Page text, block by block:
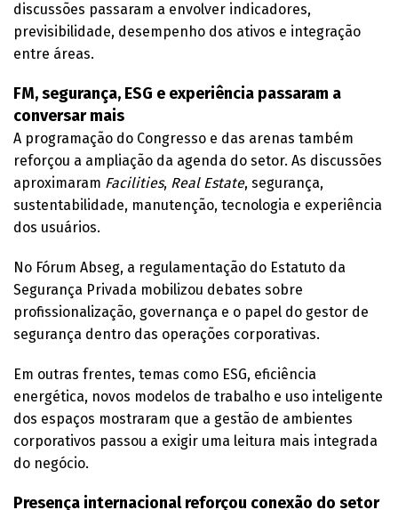
discussões passaram a envolver indicadores,
previsibilidade, desempenho dos ativos e integração
entre áreas.
FM, segurança, ESG e experiência passaram a
conversar mais
A programação do Congresso e das arenas também
reforçou a ampliação da agenda do setor. As discussões
aproximaram Facilities, Real Estate, segurança,
sustentabilidade, manutenção, tecnologia e experiência
dos usuários.
No Fórum Abseg, a regulamentação do Estatuto da
Segurança Privada mobilizou debates sobre
profissionalização, governança e o papel do gestor de
segurança dentro das operações corporativas.
Em outras frentes, temas como ESG, eficiência
energética, novos modelos de trabalho e uso inteligente
dos espaços mostraram que a gestão de ambientes
corporativos passou a exigir uma leitura mais integrada
do negócio.
Presença internacional reforçou conexão do setor